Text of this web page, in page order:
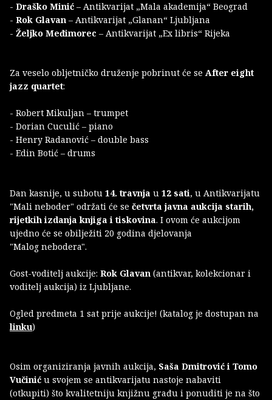
- Draško Minić – Antikvarijat „Mala akademija“ Beograd
- Rok Glavan – Antikvarijat „Glanan“ Ljubljana
- Željko Međimorec – Antikvarijat „Ex libris“ Rijeka
Za veselo obljetničko druženje pobrinut će se After eight
jazz quartet:
- Robert Mikuljan – trumpet
- Dorian Cuculić – piano
- Henry Radanović – double bass
- Edin Botić – drums
Dan kasnije, u subotu 14. travnja u 12 sati, u Antikvarijatu
"Mali neboder" održati će se četvrta javna aukcija starih,
rijetkih izdanja knjiga i tiskovina. I ovom će aukcijom
ujedno će se obilježiti 20 godina djelovanja
"Malog nebodera".
​Gost-voditelj aukcije: Rok Glavan (antikvar, kolekcionar i
voditelj aukcija) iz Ljubljane.
Ogled predmeta 1 sat prije aukcije! (katalog je dostupan na
linku)
Osim organiziranja javnih aukcija, Saša Dmitrović i Tomo
Vučinić u svojem se antikvarijatu nastoje nabaviti
(otkupiti) što kvalitetniju knjižnu građu i ponuditi je na što